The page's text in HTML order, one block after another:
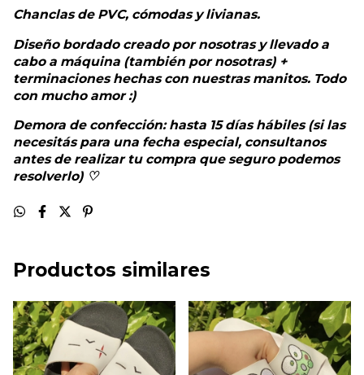
Chanclas de PVC, cómodas y livianas.
Diseño bordado creado por nosotras y llevado a
cabo a máquina (también por nosotras) +
terminaciones hechas con nuestras manitos. Todo
con mucho amor :)
Demora de confección: hasta 15 días hábiles (si las
necesitás para una fecha especial, consultanos
antes de realizar tu compra que seguro podemos
resolverlo) ♡
Productos similares